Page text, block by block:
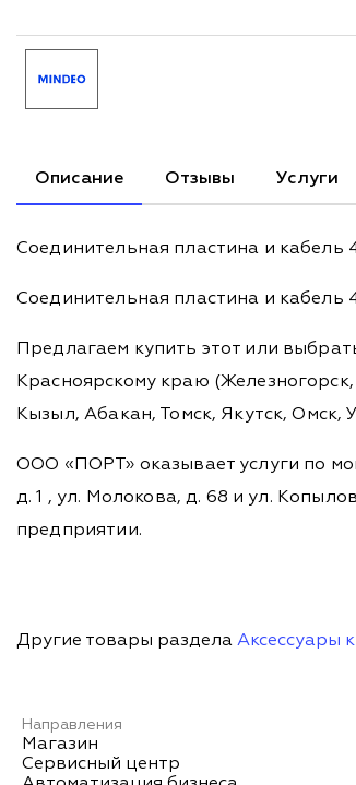
Описание Отзывы Услуги
Соединительная пластина и кабель
Соединительная пластина и кабель
Предлагаем купить этот или
Красноярскому краю
Кызыл, Абакан, Томск, Якутск, Омск,
ООО «ПОРТ» оказывает услуги по
д. 1 , ул. Молокова, д. 68 и ул.
предприятии.
Другие товары раздела Аксессуары
Направления
Магазин
Сервисный центр